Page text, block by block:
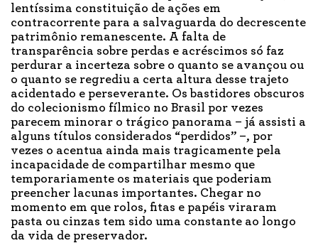
lentíssima constituição de ações em
contracorrente para a salvaguarda do decrescente
patrimônio remanescente. A falta de
transparência sobre perdas e acréscimos só faz
perdurar a incerteza sobre o quanto se avançou ou
o quanto se regrediu a certa altura desse trajeto
acidentado e perseverante. Os bastidores obscuros
do colecionismo fílmico no Brasil por vezes
parecem minorar o trágico panorama – já assisti a
alguns títulos considerados “perdidos” –, por
vezes o acentua ainda mais tragicamente pela
incapacidade de compartilhar mesmo que
temporariamente os materiais que poderiam
preencher lacunas importantes. Chegar no
momento em que rolos, fitas e papéis viraram
pasta ou cinzas tem sido uma constante ao longo
da vida de preservador.